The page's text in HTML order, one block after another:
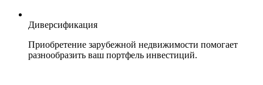
Диверсификация
Приобретение зарубежной недвижимости помогает
разнообразить ваш портфель инвестиций.